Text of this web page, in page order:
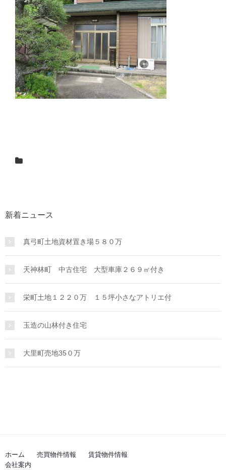
新着ニュース
真弓町土地資材置き場５８０万
天神林町 中古住宅 大型車庫２６９㎡付き
栄町土地１２２０万 １５坪小さなアトリエ付
玉造の山林付き住宅
大里町売地35０万
ホーム 売買物件情報
賃貸物件情報
会社案内